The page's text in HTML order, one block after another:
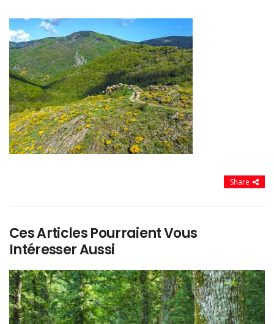
Share
Ces Articles Pourraient Vous
Intéresser Aussi